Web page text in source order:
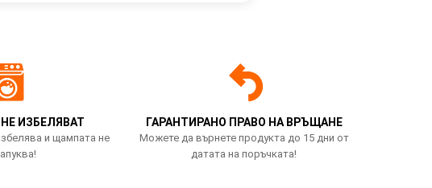
ИЗБЕЛЯВАТ
и щампата не
ГАРАНТИРАНО ПРАВО НА ВРЪЩАНЕ
Можете да върнете продукта до 15 дни от
датата на поръчката!